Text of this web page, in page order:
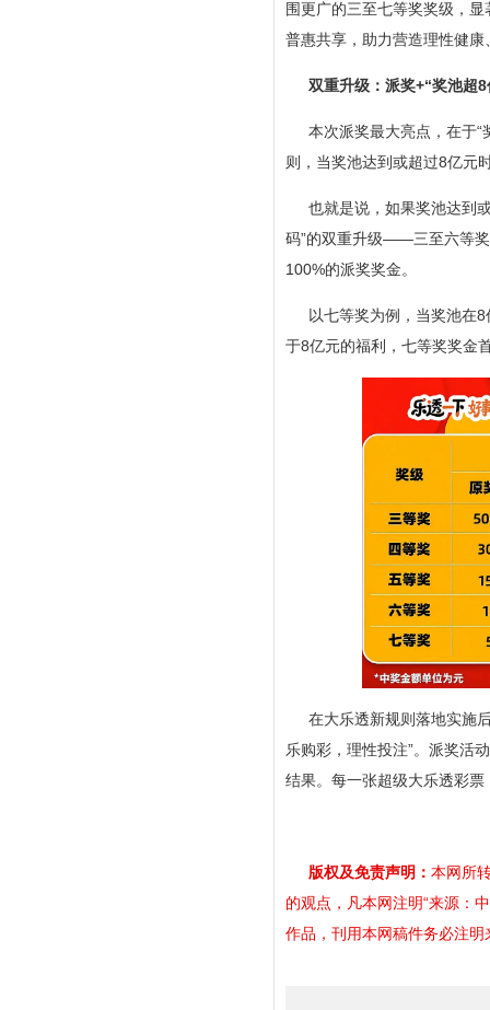
围更广的三至七等奖奖级，
普惠共享，助力营造理性健
双重升级：派奖+“奖池超
本次派奖最大亮点，在于
则，当奖池达到或超过8亿元
也就是说，如果奖池达到
码”的双重升级——三至六等奖
100%的派奖奖金。
以七等奖为例，当奖池在
于8亿元的福利，七等奖奖金
在大乐透新规则落地实施
乐购彩，理性投注”。派奖活
结果。每一张超级大乐透彩
版权及免责声明： 本网所
的观点，凡本网注明“来源：
作品，刊用本网稿件务必注